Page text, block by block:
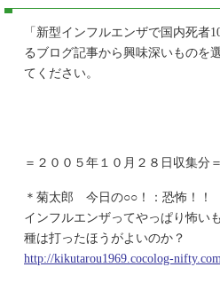
「新型インフルエンザで国内死者
るブログ記事から興味深いものを
てください。
＝２００５年１０月２８日収集分＝
＊菊太郎 今日の○○！：恐怖！！
インフルエンザってやっぱり怖い
種は打ったほうがよいのか？
http://kikutarou1969.cocolog-